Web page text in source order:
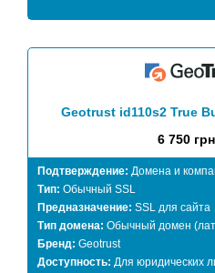
Geotrust id110s2 True
6 750
Подтверждение: Домена и
Тип: Обычный SSL
Предназначение: SSL для сайта
Тип домена: Обычный домен
Бренд: Geotrust
Доступность: Для юридических